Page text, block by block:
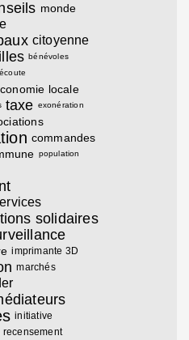
monde
citoyenne
bénévoles
écoute
locale
taxe exonération
commandes
population
solidaires
imprimante 3D
marchés
initiative
recensement